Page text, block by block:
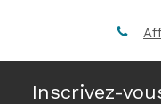
Inscrivez-